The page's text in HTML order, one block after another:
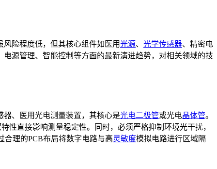
险程度低，但其核心组件如医用光源、 光学传感器、精密电
源管理、智能控制等方面的最新演进趋势，对相关领域的技
、医用光电测量装置，其核心是光电二极管或光电晶体管。
性直接影响测量稳定性。同时，必须严格抑制环境光干扰，
理的PCB布局将数字电路与高灵敏度模拟电路进行区域隔